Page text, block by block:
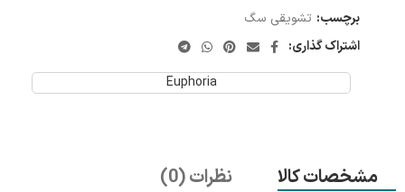
برچسب: تشویقی سگ
اشتراک گذاری:
Euphoria
مشخصات کالا
نظرات (0)